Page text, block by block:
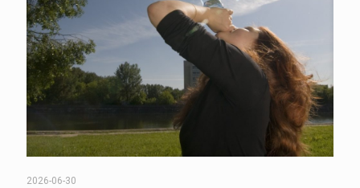
2026-06-30